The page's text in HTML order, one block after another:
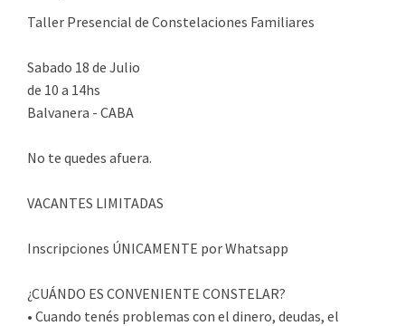
Taller Presencial de Constelaciones Familiares
Sabado 18 de Julio
de 10 a 14hs
Balvanera - CABA
No te quedes afuera.
VACANTES LIMITADAS
Inscripciones ÚNICAMENTE por Whatsapp
¿CUÁNDO ES CONVENIENTE CONSTELAR?
• Cuando tenés problemas con el dinero, deudas, el